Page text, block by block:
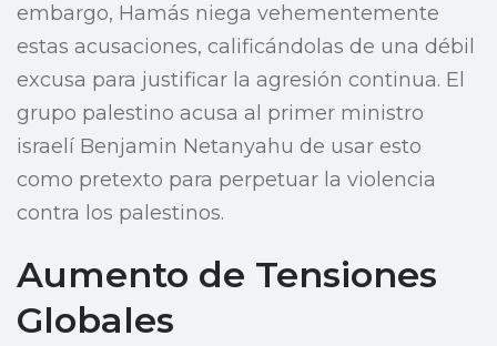
embargo, Hamás niega vehementemente
estas acusaciones, calificándolas de una débil
excusa para justificar la agresión continua. El
grupo palestino acusa al primer ministro
israelí Benjamin Netanyahu de usar esto
como pretexto para perpetuar la violencia
contra los palestinos.
Aumento de Tensiones
Globales